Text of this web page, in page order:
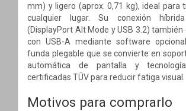
mm) y ligero (aprox. 0,71 kg), ideal para
cualquier lugar. Su conexión
(DisplayPort Alt Mode y USB 3.2)
con USB-A mediante software
funda plegable que se convierte en
automática de pantalla y
certificadas TÜV para reducir fatiga visual.
Motivos para comprarlo